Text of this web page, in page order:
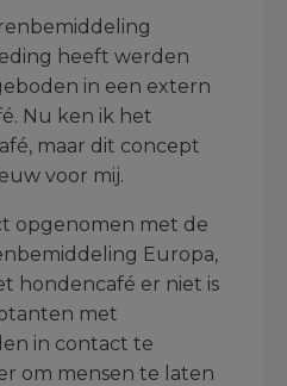
heeft werden
in een extern
Nu ken ik het
maar dit concept
voor mij.
opgenomen met de
Europa,
hondencafé er niet is
met
in contact te
om mensen te laten